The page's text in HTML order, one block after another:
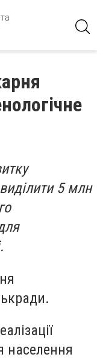
5 млн
населення